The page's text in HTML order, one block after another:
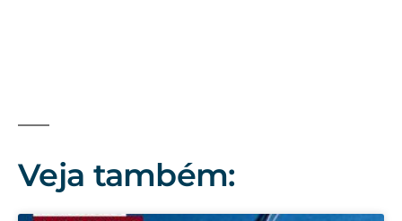
Veja também: